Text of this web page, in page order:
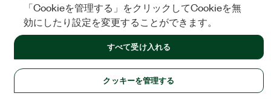
法令関連情報|IMPRINT|プライバシー|クッキーを管理する
NATIONAL INSTRUMENTS CORP. ALL RIGHTS RESERVED.
「Cookieを管理する」をクリックしてCookieを無
効にしたり設定を変更することができます。
クッキーを管理する
すべて受け入れる